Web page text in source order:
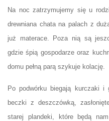
Na noc zatrzymujemy się u
drewniana chata na palach z
już materace. Poza nią są
gdzie śpią gospodarze oraz
domu pełną parą szykuje kolację.
Po podwórku biegają kurczaki
beczki z deszczówką,
starej plandeki, które będą